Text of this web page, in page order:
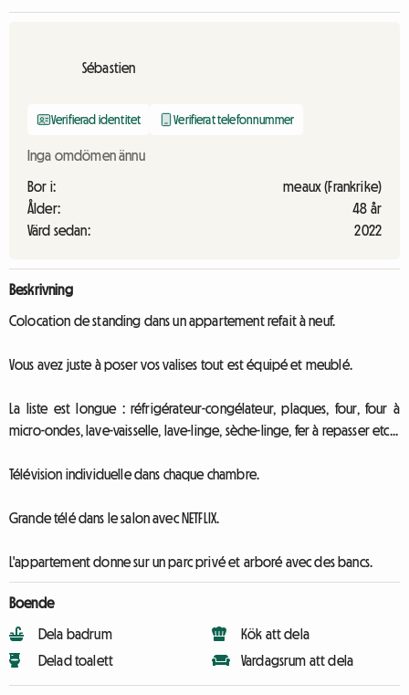
Sébastien
Verifierad identitet Verifierat telefonnummer
Inga omdömen ännu
Bor i:
meaux (Frankrike)
Ålder:
48 år
Värd sedan:
2022
Beskrivning
Colocation de standing dans un appartement refait à neuf.
Vous avez juste à poser vos valises tout est équipé et meublé.
La liste est longue : réfrigérateur-congélateur, plaques, four, four à
micro-ondes, lave-vaisselle, lave-linge, sèche-linge, fer à repasser etc...
Télévision individuelle dans chaque chambre.
Grande télé dans le salon avec NETFLIX.
L'appartement donne sur un parc privé et arboré avec des bancs.
Boende
Dela badrum
Delad toalett
Kök att dela
Vardagsrum att dela